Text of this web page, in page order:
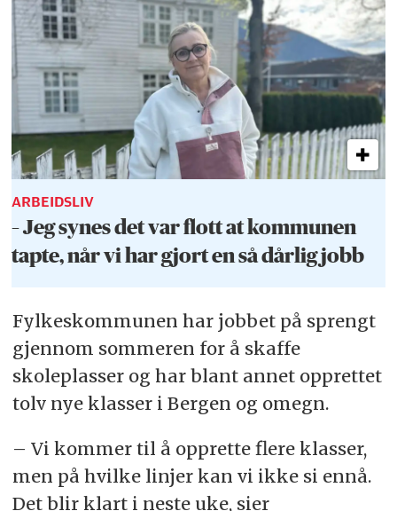
ARBEIDSLIV
– Jeg synes det var flott at kommunen
tapte, når vi har gjort en så dårlig jobb
Fylkeskommunen har jobbet på sprengt
gjennom sommeren for å skaffe
skoleplasser og har blant annet opprettet
tolv nye klasser i Bergen og omegn.
– Vi kommer til å opprette flere klasser,
men på hvilke linjer kan vi ikke si ennå.
Det blir klart i neste uke, sier